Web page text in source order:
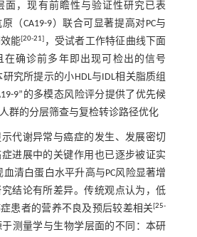
面，现有前瞻性与验证性研究已表
（CA19-9）联合可显著提高对PC与
能[20-21] ，受试者工作特征曲线下面
在确诊前多年即出现可检出的信号
究所提示的小HDL与IDL相关脂质组
9”的多模态风险评分提供了优先候
群的分层筛查与复检转诊路径优化
代谢异常与癌症的发生、发展密切
进展中的关键作用也已逐步被证实
清白蛋白水平升高与PC风险显著增
结论有所差异。传统观点认为，低
患者的营养不良及预后较差相关[25-
测量学与生物学层面的不同：本研